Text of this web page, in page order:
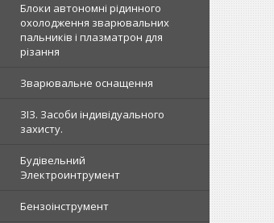
Блоки автономні рідинного
охолодження зварювальних
пальників і плазматрон для
різання
Зварювальне оснащення
ЗІЗ. Засоби індивідуального
захисту.
Будівельний
Электроинтрумент
Бензоінструмент